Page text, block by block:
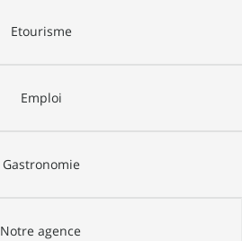
Etourisme
Emploi
Gastronomie
Notre agence